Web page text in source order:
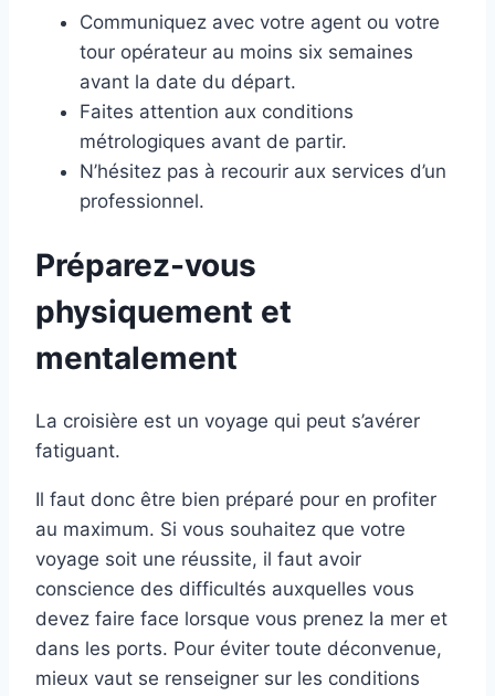
Communiquez avec votre agent ou votre
tour opérateur au moins six semaines
avant la date du départ.
Faites attention aux conditions
métrologiques avant de partir.
N’hésitez pas à recourir aux services d’un
professionnel.
Préparez-vous
physiquement et
mentalement
La croisière est un voyage qui peut s’avérer
fatiguant.
Il faut donc être bien préparé pour en profiter
au maximum. Si vous souhaitez que votre
voyage soit une réussite, il faut avoir
conscience des difficultés auxquelles vous
devez faire face lorsque vous prenez la mer et
dans les ports. Pour éviter toute déconvenue,
mieux vaut se renseigner sur les conditions